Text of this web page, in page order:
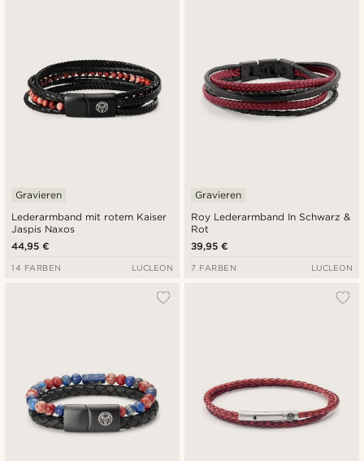
Lederarmband mit rotem Kaiser
Jaspis Naxos
Gravieren
44,95 €
14 FARBEN LUCLEON
Roy Lederarmband In Schwarz &
Rot
Gravieren
39,95 €
7 FARBEN LUCLEON